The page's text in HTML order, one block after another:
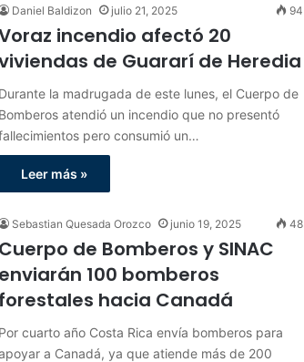
Daniel Baldizon julio 21, 2025 94
incendio afectó 20
de Guararí de Heredia
Durante la madrugada de este lunes, el Cuerpo de
Bomberos atendió un incendio que no presentó
pero consumió un…
Leer más »
Sebastian Quesada Orozco junio 19, 2025 48
Cuerpo de Bomberos y SINAC
enviarán 100 bomberos
forestales hacia Canadá
Por cuarto año Costa Rica envía bomberos para
a Canadá, ya que atiende más de 200